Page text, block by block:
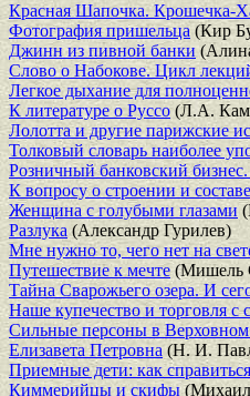
Красная Шапочка. Крошечка-
Фотография пришельца (Кир
Джинн из пивной банки
Слово о Набокове. Цикл
Легкое дыхание для
К литературе о Руссо (Л.А.
Лолотта и другие парижские
Толковый словарь наиболее
Розничный банковский
К вопросу о строении и
Женщина с голубыми глазами
Разлука(Александр Гурилев)
Мне нужно то, чего нет на
Путешествие к мечте(Мишель
Тайна Сварожьего озера. И
Наше купечество и торговля с
Сильные персоны в
Елизавета Петровна(Н. И.
Приемные дети: как
Киммерийцы и скифы